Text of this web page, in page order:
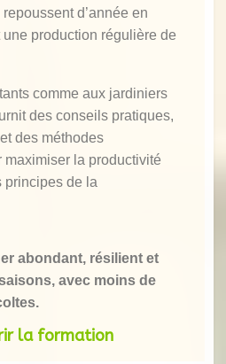
d’année en
production régulière de
comme aux jardiniers
des conseils pratiques,
des méthodes
maximiser la productivité
principes de la
abondant, résilient et
avec moins de
la formation